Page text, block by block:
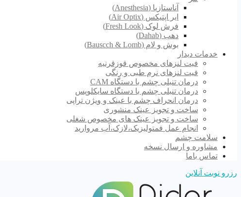
آناستازیا (Anesthesia)
ایر اپتیکس (Air Optix)
فرش لوک (Fresh Look)
دهب (Dahab)
بوش و لام (Bauscch & Lomb)
خدمات دیدار
فیت لنزهای مخصوص قوزقرنیه
فیت لنزهای نرم طبی و رنگی
درمان تنبلی چشم با دستگاه CAM
درمان تنبلی چشم با دستگاه سایکلوپس
درمان انحراف چشم با عینک و ویژن تراپی
ساخت و تجویز عینک منشوری
ساخت و تجویز عینک های مخصوص شغلی
انجام عمل فمتولیزیک،لازک،آب مروارید
سلامت چشم
مشاوره و ارسال نسخه
تماس باما
رزرو نوبت آنلاین